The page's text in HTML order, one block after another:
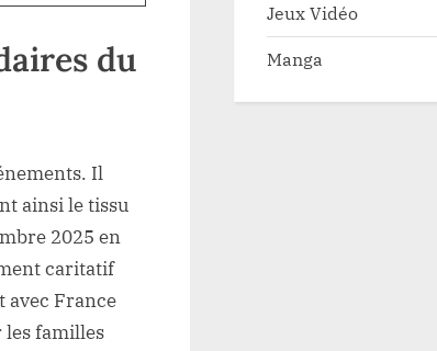
du
Il
ainsi le tissu
2025 en
caritatif
avec France
les familles
Jeux Vidéo
Manga